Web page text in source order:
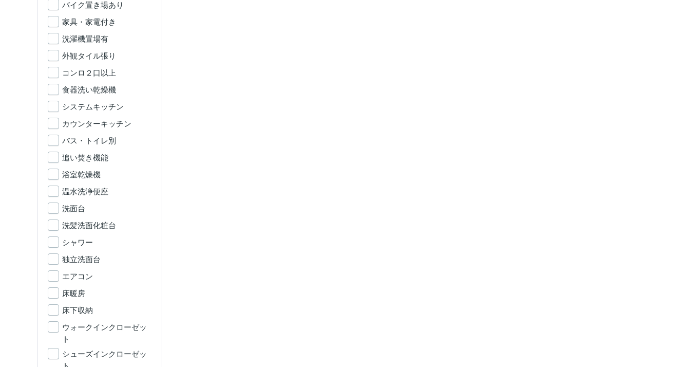
バイク置き場あり
家具・家電付き
洗濯機置場有
外観タイル張り
コンロ２口以上
食器洗い乾燥機
システムキッチン
カウンターキッチン
バス・トイレ別
追い焚き機能
浴室乾燥機
温水洗浄便座
洗面台
洗髪洗面化粧台
シャワー
独立洗面台
エアコン
床暖房
床下収納
ウォークインクローゼッ
ト
シューズインクローゼッ